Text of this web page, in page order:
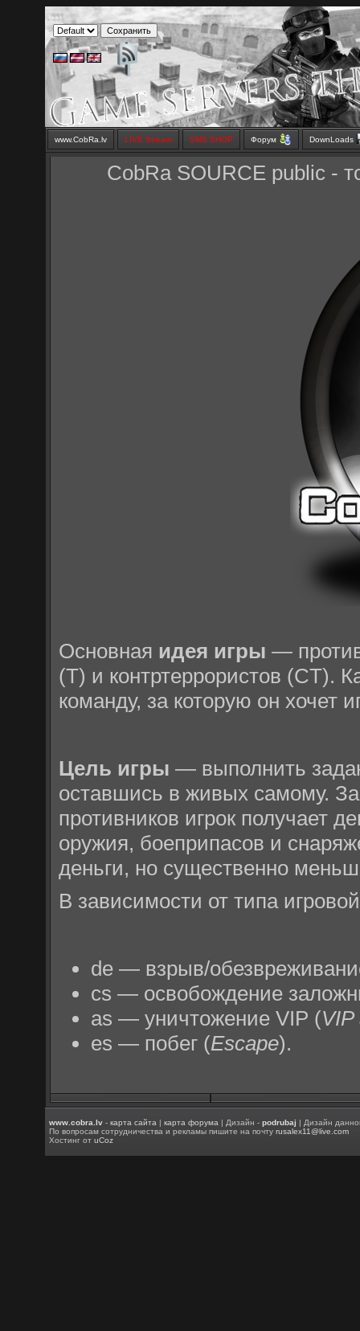
www.CobRa.lv LIVE Stream SMS SHOP Форум DownLoads
CobRa SOURCE public -
Основная идея игры —
(T) и контртеррористов (CT).
команду, за которую он хочет
Цель игры — выполнить
оставшись в живых самому.
противников игрок получает
оружия, боеприпасов и
деньги, но существенно
В зависимости от типа
de — взрыв/
cs — освобождение
as — уничтожение VIP (
es — побег (Escape).
www.cobra.lv -карта сайта |карта форума | Дизайн -podrubaj | Дизайн
По вопросам сотрудничества и рекламы пишите на почтуrusalex11@live.com
Хостинг отuCoz